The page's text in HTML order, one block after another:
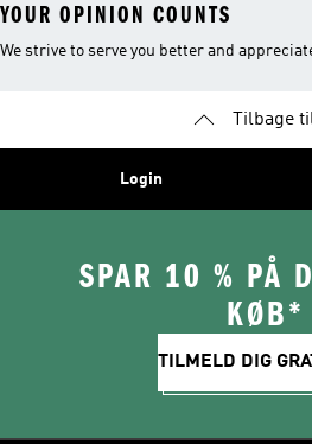
YOUR OPINION COUNTS
We strive to serve you better and
Tilbage
Login
SPAR 10 % PÅ
KØB*
TILMELD DIG